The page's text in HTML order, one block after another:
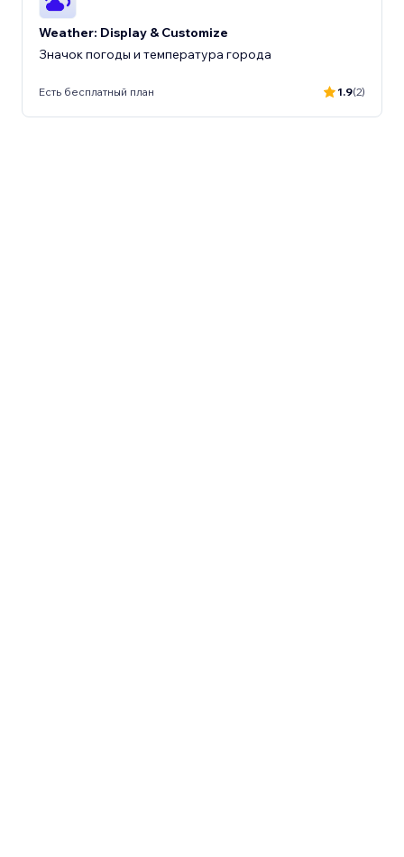
Weather: Display & Customize
Значок погоды и температура города
Есть бесплатный план 1.9(2)